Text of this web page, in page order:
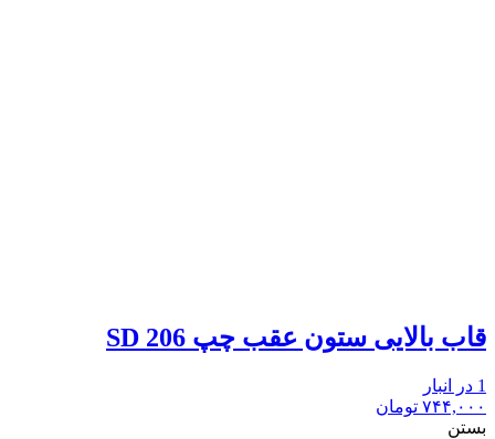
قاب بالایی ستون عقب چپ 206 SD
1 در انبار
۷۴۴,۰۰۰ تومان
بستن